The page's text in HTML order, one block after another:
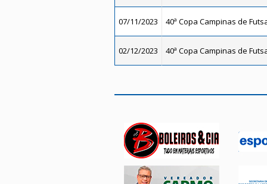
07/11/2023 40ª Copa Campinas de
02/12/2023 40ª Copa Campinas de